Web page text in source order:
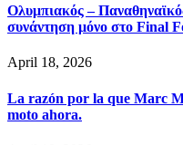
Ολυμπιακός –
συνάντηση μόνο στο Final
April 18, 2026
La razón por la que Marc
moto ahora.